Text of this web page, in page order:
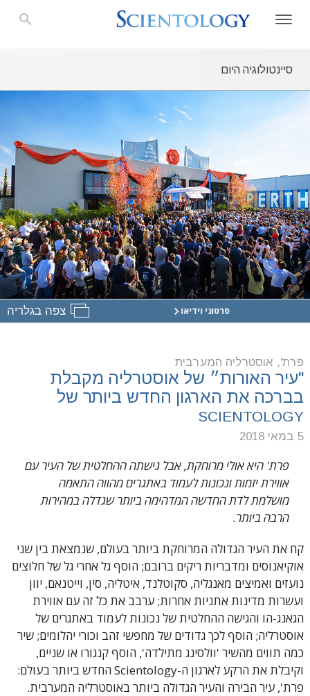
סיינטולוגיה היום
צפה בגלריה סרטוני וידיאו
ארגון
פרת׳
סיור
פרת', אוסטרליה המערבית
"עיר האורות״ של אוסטרליה מקבלת
בברכה את הארגון החדש ביותר של
SCIENTOLOGY
5 במאי 2018
פרת' היא אולי מרוחקת, אבל גישתה ההחלטית של העיר עם
אווירת יזמות ונכונות לעמוד באתגרים מהווה התאמה
מושלמת לדת החדשה המדהימה ביותר שגדלה במהירות
הרבה ביותר.
קח את העיר הגדולה המרוחקת ביותר בעולם, שנמצאת בין שני
אוקיאנוסים ומדבריות ריקים ברובם; הוסף גל אחרי גל של חלוצים
נועזים ואמיצים מאנגליה, סקוטלנד, איטליה, סין, וייטנאם, יוון
ועשרות מדינות אתניות אחרות; ערבב את כל זה עם אווירת
הגאנג-הו והגישה ההחלטית של נכונות לעמוד באתגרים של
אוסטרליה; הוסף לכך גדודים של מחפשי זהב וכורי יהלומים; שיר
כמה תווים מהשיר 'וולסינג מתילדה', הוסף קנגורו או שניים,
וקיבלת את הרקע לארגון ה-Scientology החדש ביותר בעולם:
פרת', עיר הבירה והעיר הגדולה ביותר באוסטרליה המערבית.